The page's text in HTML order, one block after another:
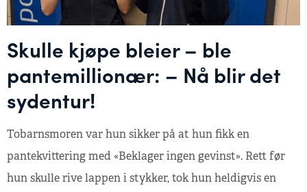
Skulle kjøpe bleier – ble
pantemillionær: – Nå blir det
sydentur!
Tobarnsmoren var hun sikker på at hun fikk en
pantekvittering med «Beklager ingen gevinst». Rett før
hun skulle rive lappen i stykker, tok hun heldigvis en